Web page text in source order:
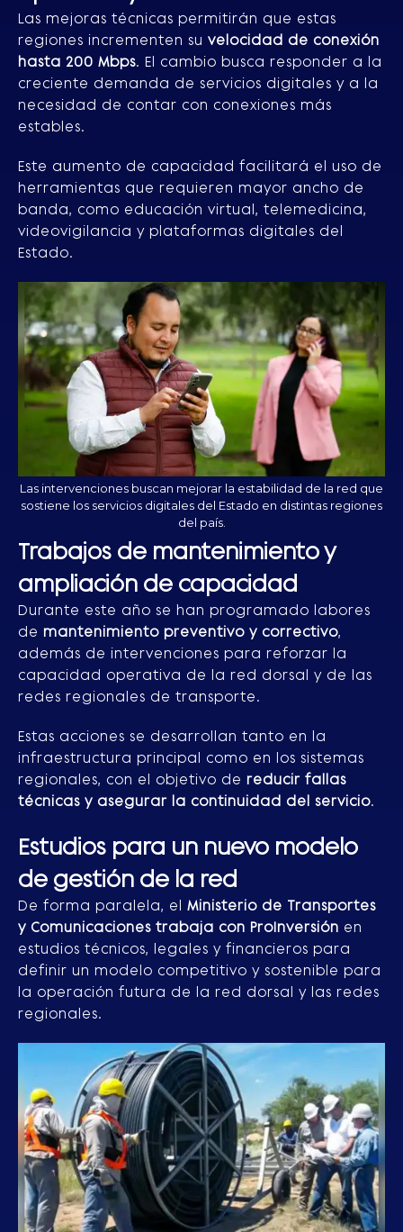
Las mejoras técnicas permitirán que estas
regiones incrementen su velocidad de conexión
hasta 200 Mbps. El cambio busca responder a la
creciente demanda de servicios digitales y a la
necesidad de contar con conexiones más
estables.
Este aumento de capacidad facilitará el uso de
herramientas que requieren mayor ancho de
banda, como educación virtual, telemedicina,
videovigilancia y plataformas digitales del
Estado.
Las intervenciones buscan mejorar la estabilidad de la red que
sostiene los servicios digitales del Estado en distintas regiones
del país.
Trabajos de mantenimiento y
ampliación de capacidad
Durante este año se han programado labores
de mantenimiento preventivo y correctivo,
además de intervenciones para reforzar la
capacidad operativa de la red dorsal y de las
redes regionales de transporte.
Estas acciones se desarrollan tanto en la
infraestructura principal como en los sistemas
regionales, con el objetivo de reducir fallas
técnicas y asegurar la continuidad del servicio.
Estudios para un nuevo modelo
de gestión de la red
De forma paralela, el Ministerio de Transportes
y Comunicaciones trabaja con ProInversión en
estudios técnicos, legales y financieros para
definir un modelo competitivo y sostenible para
la operación futura de la red dorsal y las redes
regionales.